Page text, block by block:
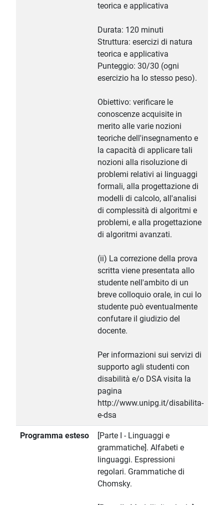
teorica e applicativa
Durata: 120 minuti
Struttura: esercizi di natura
teorica e applicativa
Punteggio: 30/30 (ogni
esercizio ha lo stesso peso).
Obiettivo: verificare le
conoscenze acquisite in
merito alle varie nozioni
teoriche dell'insegnamento e
la capacità di applicare tali
nozioni alla risoluzione di
problemi relativi ai linguaggi
formali, alla progettazione di
modelli di calcolo, all'analisi
di complessità di algoritmi e
problemi, e alla progettazione
di algoritmi avanzati.
(ii) La correzione della prova
scritta viene presentata allo
studente nell'ambito di un
breve colloquio orale, in cui lo
studente può eventualmente
confutare il giudizio del
docente.
Per informazioni sui servizi di
supporto agli studenti con
disabilità e/o DSA visita la
pagina
http://www.unipg.it/disabilita-
e-dsa
Programma esteso
[Parte I - Linguaggi e
grammatiche]. Alfabeti e
linguaggi. Espressioni
regolari. Grammatiche di
Chomsky.